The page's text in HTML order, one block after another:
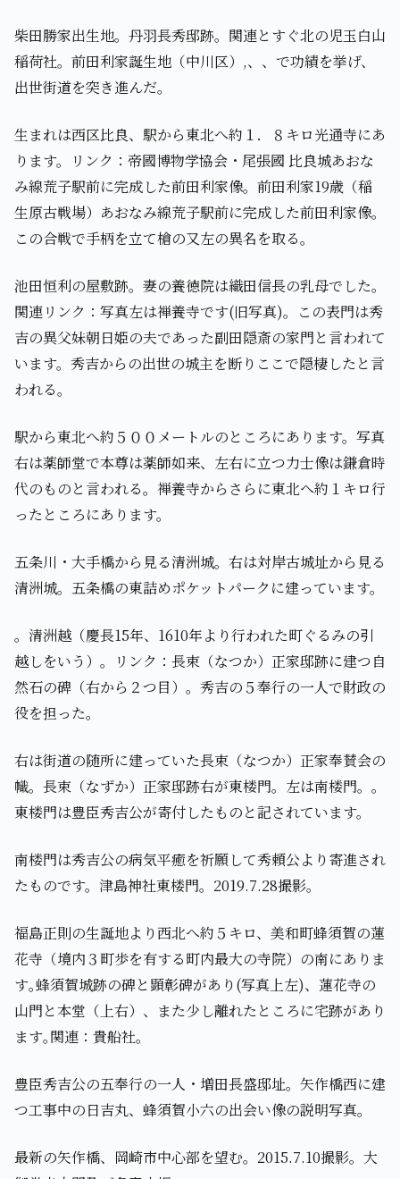
柴田勝家出生地。丹羽長秀邸跡。関連とすぐ北の児玉白山
稲荷社。前田利家誕生地（中川区）,、、で功績を挙げ、
出世街道を突き進んだ。
生まれは西区比良、駅から東北へ約１．８キロ光通寺にあ
ります。リンク：帝國博物学協会・尾張國 比良城あおな
み線荒子駅前に完成した前田利家像。前田利家19歳（稲
生原古戦場）あおなみ線荒子駅前に完成した前田利家像。
この合戦で手柄を立て槍の又左の異名を取る｡
池田恒利の屋敷跡。妻の養徳院は織田信長の乳母でした。
関連リンク：写真左は禅養寺です(旧写真)。この表門は秀
吉の異父妹朝日姫の夫であった副田隠斎の家門と言われて
います。秀吉からの出世の城主を断りここで隠棲したと言
われる。
駅から東北へ約５００メートルのところにあります。写真
右は薬師堂で本尊は薬師如来、左右に立つ力士像は鎌倉時
代のものと言われる。禅養寺からさらに東北へ約１キロ行
ったところにあります。
五条川・大手橋から見る清洲城。右は対岸古城址から見る
清洲城。五条橋の東詰めポケットパークに建っています。
。清洲越（慶長15年、1610年より行われた町ぐるみの引
越しをいう）。リンク：長束（なつか）正家邸跡に建つ自
然石の碑（右から２つ目）。秀吉の５奉行の一人で財政の
役を担った。
右は街道の随所に建っていた長束（なつか）正家奉賛会の
幟。長束（なずか）正家邸跡右が東楼門。左は南楼門。。
東楼門は豊臣秀吉公が寄付したものと記されています。
南楼門は秀吉公の病気平癒を祈願して秀頼公より寄進され
たものです。津島神社東楼門。2019.7.28撮影。
福島正則の生誕地より西北へ約５キロ、美和町蜂須賀の蓮
花寺（境内３町歩を有する町内最大の寺院）の南にありま
す｡蜂須賀城跡の碑と顕彰碑があり(写真上左)、蓮花寺の
山門と本堂（上右）、また少し離れたところに宅跡があり
ます｡関連：貴船社。
豊臣秀吉公の五奉行の一人・増田長盛邸址。矢作橋西に建
つ工事中の日吉丸、蜂須賀小六の出会い像の説明写真。
最新の矢作橋、岡崎市中心部を望む。2015.7.10撮影。大